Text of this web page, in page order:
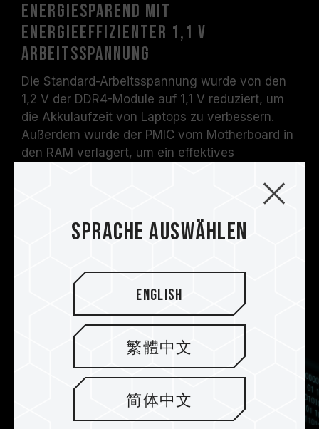
Energiesparend mit
energieeffizienter 1,1 V
Arbeitsspannung
Die Standard-Arbeitsspannung wurde von den
1,2 V der DDR4-Module auf 1,1 V reduziert, um
die Akkulaufzeit von Laptops zu verbessern.
Außerdem wurde der PMIC vom Motherboard in
den RAM verlagert, um ein effektives
Sprache auswählen
English
繁體中文
简体中文